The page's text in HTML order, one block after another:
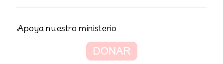
Apoya nuestro ministerio